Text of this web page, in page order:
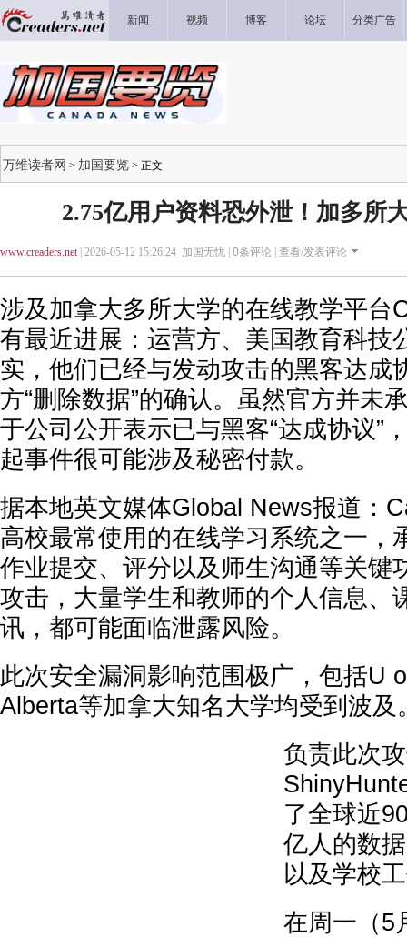
新闻 视频 博客 论坛 分类广告
万维读者网 > 加国要览 > 正文
2.75亿用户资料恐外泄！加多所
www.creaders.net| 2026-05-12 15:26:24 加国无忧 | 0条评论 | 查看/发表评论
涉及加拿大多所大学的在线教学平台
有最近进展：运营方、美国教育科技
实，他们已经与发动攻击的黑客达成
方“删除数据”的确认。虽然官方并未
于公司公开表示已与黑客“达成协议”
起事件很可能涉及秘密付款。
据本地英文媒体Global News报道：
高校最常使用的在线学习系统之一，
作业提交、评分以及师生沟通等关键
攻击，大量学生和教师的个人信息、
讯，都可能面临泄露风险。
此次安全漏洞影响范围极广，包括U
Alberta等加拿大知名大学均受到波及
负责此次
了全球近
亿人的数
以及学校
在周一（5